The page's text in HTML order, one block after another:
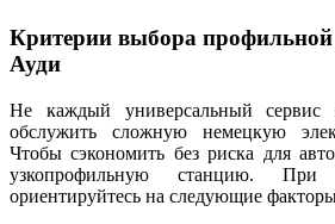
Критерии выбора профильной
Ауди
Не каждый универсальный сервис
обслужить сложную немецкую
Чтобы сэкономить без риска для
узкопрофильную станцию. При
ориентируйтесь на следующие